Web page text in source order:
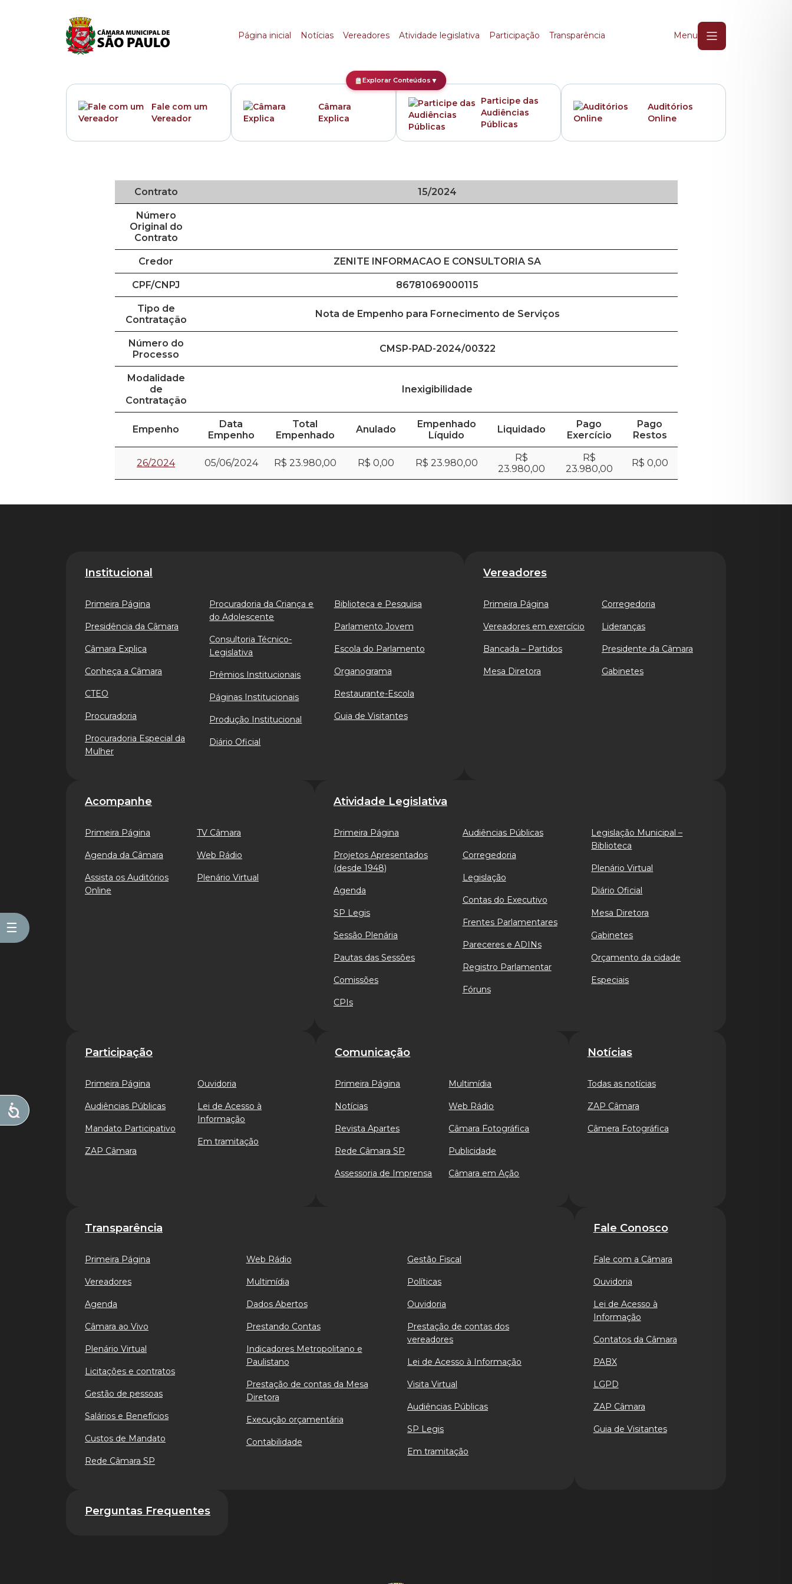
Contrato
Explorar Conteúdos ▼
☰
Página inicial Notícias Vereadores Atividade legislativa Participação Transparência Menu
Fale com um
Vereador
Câmara
Explica
Participe das
Audiências
Públicas
Auditórios
Online
Contrato 15/2024
Número
Original do
Contrato
Credor ZENITE INFORMACAO E CONSULTORIA SA
CPF/CNPJ 86781069000115
Tipo de
Contratação
Nota de Empenho para Fornecimento de Serviços
Número do
Processo
CMSP-PAD-2024/00322
Modalidade
de
Contratação
Inexigibilidade
Empenho
Data
Empenho
Total
Empenhado
Anulado
Empenhado
Líquido
Liquidado
Pago
Exercício
Pago
Restos
26/2024 05/06/2024 R$ 23.980,00 R$ 0,00 R$ 23.980,00
R$
23.980,00
R$
23.980,00
R$ 0,00
Institucional
Primeira Página
Presidência da Câmara
Câmara Explica
Conheça a Câmara
CTEO
Procuradoria
Procuradoria Especial da
Mulher
Procuradoria da Criança e
do Adolescente
Consultoria Técnico-
Legislativa
Prêmios Institucionais
Páginas Institucionais
Produção Institucional
Diário Oficial
Biblioteca e Pesquisa
Parlamento Jovem
Escola do Parlamento
Organograma
Restaurante-Escola
Guia de Visitantes
Vereadores
Primeira Página
Vereadores em exercício
Bancada – Partidos
Mesa Diretora
Corregedoria
Lideranças
Presidente da Câmara
Gabinetes
Acompanhe
Primeira Página
Agenda da Câmara
Assista os Auditórios
Online
TV Câmara
Web Rádio
Plenário Virtual
Atividade Legislativa
Primeira Página
Projetos Apresentados
(desde 1948)
Agenda
SP Legis
Sessão Plenária
Pautas das Sessões
Comissões
CPIs
Audiências Públicas
Corregedoria
Legislação
Contas do Executivo
Frentes Parlamentares
Pareceres e ADINs
Registro Parlamentar
Fóruns
Legislação Municipal –
Biblioteca
Plenário Virtual
Diário Oficial
Mesa Diretora
Gabinetes
Orçamento da cidade
Especiais
Participação
Primeira Página
Audiências Públicas
Mandato Participativo
ZAP Câmara
Ouvidoria
Lei de Acesso à
Informação
Em tramitação
Comunicação
Primeira Página
Notícias
Revista Apartes
Rede Câmara SP
Assessoria de Imprensa
Multimídia
Web Rádio
Câmara Fotográfica
Publicidade
Câmara em Ação
Notícias
Todas as notícias
ZAP Câmara
Câmera Fotográfica
Transparência
Primeira Página
Vereadores
Agenda
Câmara ao Vivo
Plenário Virtual
Licitações e contratos
Gestão de pessoas
Salários e Benefícios
Custos de Mandato
Rede Câmara SP
Web Rádio
Multimídia
Dados Abertos
Prestando Contas
Indicadores Metropolitano e
Paulistano
Prestação de contas da Mesa
Diretora
Execução orçamentária
Contabilidade
Gestão Fiscal
Políticas
Ouvidoria
Prestação de contas dos
vereadores
Lei de Acesso à Informação
Visita Virtual
Audiências Públicas
SP Legis
Em tramitação
Fale Conosco
Fale com a Câmara
Ouvidoria
Lei de Acesso à
Informação
Contatos da Câmara
PABX
LGPD
ZAP Câmara
Guia de Visitantes
Perguntas Frequentes